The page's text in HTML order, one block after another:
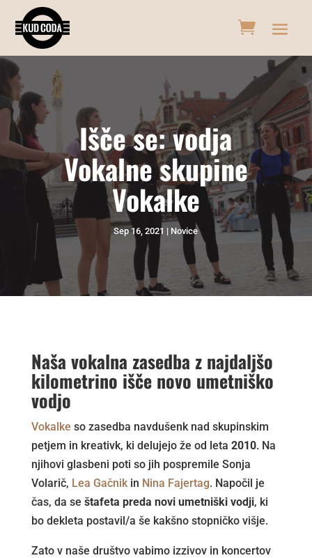
Išče se: vodja
Vokalne skupine
Vokalke
Sep 16, 2021 Novice
Naša vokalna zasedba z najdaljšo
kilometrino išče novo umetniško
vodjo
Vokalke so zasedba navdušenk nad skupinskim
petjem in kreativk, ki delujejo že od leta 2010. Na
njihovi glasbeni poti so jih pospremile Sonja
Volarič, Lea Gačnikin Nina Fajertag. Napočil je
čas, da se štafeta preda novi umetniški vodji, ki
bo dekleta postavil/a še kakšno stopničko višje.
Zato v naše društvo vabimo izzivov in koncertov